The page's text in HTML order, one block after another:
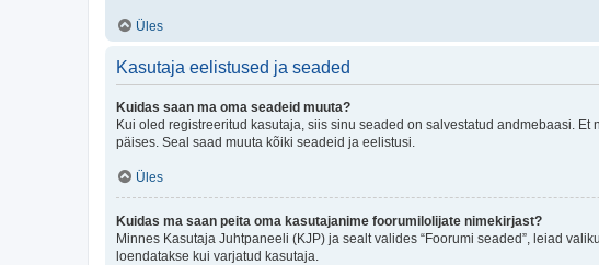
Üles
Kasutaja eelistused ja seaded
Kuidas saan ma oma seadeid muuta?
Kui oled registreeritud kasutaja, siis sinu seaded on salvestatud andmebaasi.
päises. Seal saad muuta kõiki seadeid ja eelistusi.
Üles
Kuidas ma saan peita oma kasutajanime foorumilolijate nimekirjast?
Minnes Kasutaja Juhtpaneeli (KJP) ja sealt valides “Foorumi seaded”, leiad valiku
loendatakse kui varjatud kasutaja.